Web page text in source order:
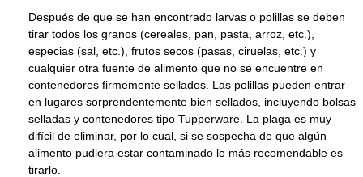
Después de que se han encontrado larvas o polillas se deben
tirar todos los granos (cereales, pan, pasta, arroz, etc.),
especias (sal, etc.), frutos secos (pasas, ciruelas, etc.) y
cualquier otra fuente de alimento que no se encuentre en
contenedores firmemente sellados. Las polillas pueden entrar
en lugares sorprendentemente bien sellados, incluyendo bolsas
selladas y contenedores tipo Tupperware. La plaga es muy
difícil de eliminar, por lo cual, si se sospecha de que algún
alimento pudiera estar contaminado lo más recomendable es
tirarlo.